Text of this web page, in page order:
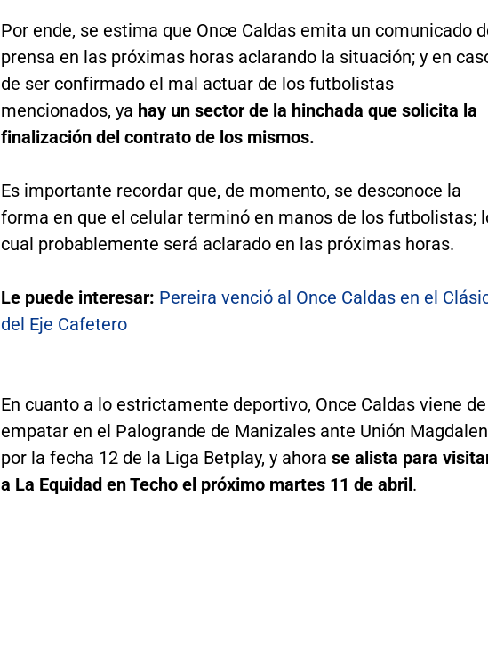
Por ende, se estima que Once Caldas emita un comunicado
prensa en las próximas horas aclarando la situación; y en
de ser confirmado el mal actuar de los futbolistas
mencionados, ya hay un sector de la hinchada que solicita la
finalización del contrato de los mismos.
Es importante recordar que, de momento, se desconoce la
forma en que el celular terminó en manos de los futbolistas;
cual probablemente será aclarado en las próximas horas.
Le puede interesar: Pereira venció al Once Caldas en el
del Eje Cafetero
En cuanto a lo estrictamente deportivo, Once Caldas viene de
empatar en el Palogrande de Manizales ante Unión
por la fecha 12 de la Liga Betplay, y ahora se alista para
a La Equidad en Techo el próximo martes 11 de abril.